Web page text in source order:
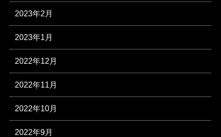
2023年2月
2023年1月
2022年12月
2022年11月
2022年10月
2022年9月